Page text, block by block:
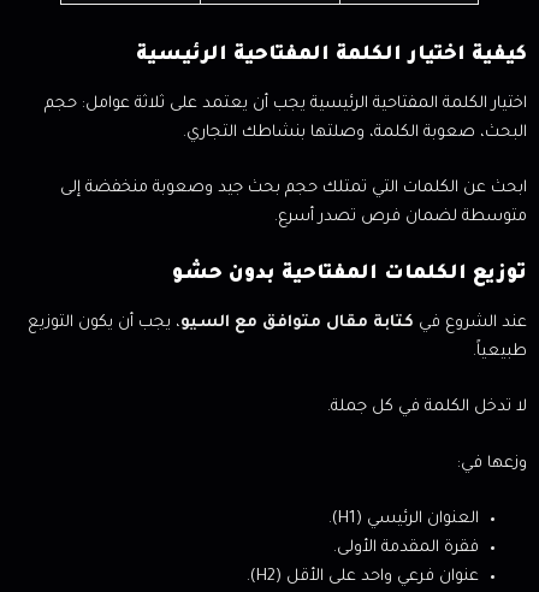
كيفية اختيار الكلمة المفتاحية الرئيسية
اختيار الكلمة المفتاحية الرئيسية يجب أن يعتمد على ثلاثة عوامل: حجم
البحث، صعوبة الكلمة، وصلتها بنشاطك التجاري.
ابحث عن الكلمات التي تمتلك حجم بحث جيد وصعوبة منخفضة إلى
متوسطة لضمان فرص تصدر أسرع.
توزيع الكلمات المفتاحية بدون حشو
عند الشروع في كتابة مقال متوافق مع السيو، يجب أن يكون التوزيع
طبيعياً.
لا تدخل الكلمة في كل جملة.
وزعها في:
العنوان الرئيسي (H1).
فقرة المقدمة الأولى.
عنوان فرعي واحد على الأقل (H2).